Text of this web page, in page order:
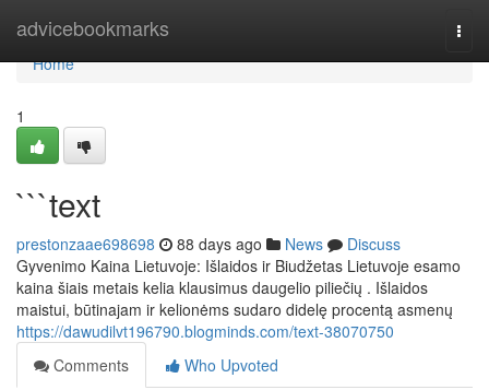
advicebookmarks
Home
Home
1
```text
prestonzaae698698 88 days ago News
Discuss
Gyvenimo Kaina Lietuvoje: Išlaidos ir Biudžetas Lietuvoje esamo
kaina šiais metais kelia klausimus daugelio piliečių . Išlaidos
maistui, būtinajam ir kelionėms sudaro didelę procentą asmenų
https://dawudilvt196790.blogminds.com/text-38070750
Comments
Who Upvoted